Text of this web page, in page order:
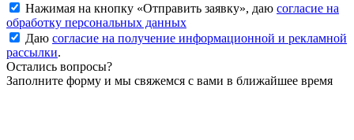
Нажимая на кнопку «Отправить заявку», даю согласие на
обработку персональных данных
Даю согласие на получение информационной и рекламной
рассылки.
Остались вопросы?
Заполните форму и мы свяжемся с вами в ближайшее время